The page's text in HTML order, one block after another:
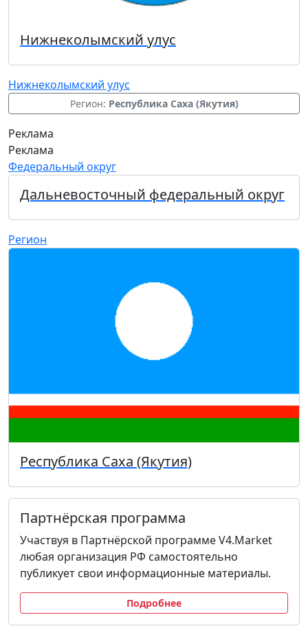
Нижнеколымский улус
Нижнеколымский улус
Регион: Республика Саха (Якутия)
Реклама
Реклама
Федеральный округ
Дальневосточный федеральный округ
Регион
Республика Саха (Якутия)
Партнёрская программа
Участвуя в Партнёрской программе V4.Market
любая организация РФ самостоятельно
публикует свои информационные материалы.
Подробнее